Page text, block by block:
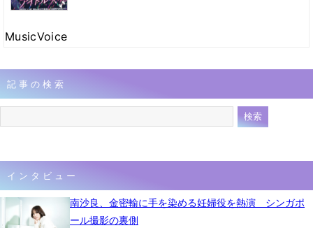
MusicVoice
記事の検索
インタビュー
南沙良、金密輸に手を染める妊婦役を熱演 シンガポ
ール撮影の裏側